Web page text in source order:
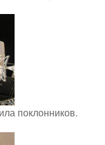
поклонников.